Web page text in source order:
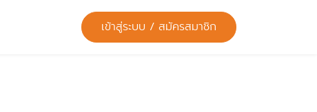
เข้าสู่ระบบ / สมัครสมาชิก